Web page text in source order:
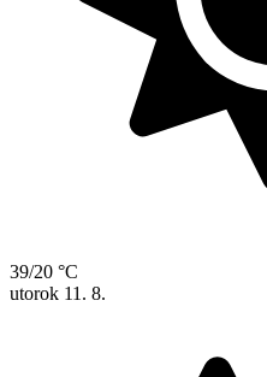
39/20 °C
utorok 11. 8.